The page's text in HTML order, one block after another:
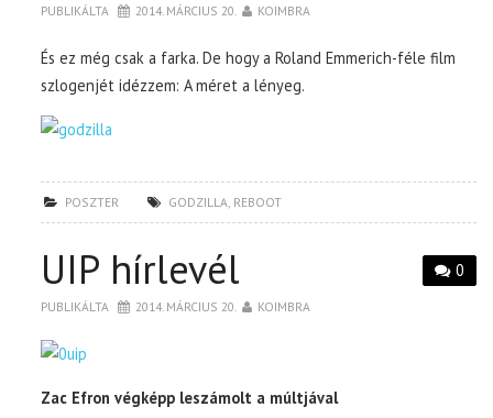
PUBLIKÁLTA 2014. MÁRCIUS 20. KOIMBRA
És ez még csak a farka. De hogy a Roland Emmerich-féle film
szlogenjét idézzem: A méret a lényeg.
POSZTER GODZILLA REBOOT
0
UIP hírlevél
PUBLIKÁLTA 2014. MÁRCIUS 20. KOIMBRA
Zac Efron végképp leszámolt a múltjával